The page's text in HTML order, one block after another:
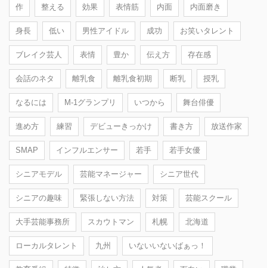
作 整える 効果 表情筋 内面 内面磨き
身長 低い 男性アイドル 成功 お笑いタレント
ブレイク芸人 表情 豊か 伝え方 存在感
会話のネタ 離乳食 離乳食初期 断乳 授乳
なるには M-1グランプリ いつから 舞台俳優
進め方 練習 デビューきっかけ 書き方 放送作家
SMAP インフルエンサー 若手 若手女優
シニアモデル 芸能マネージャー シニア世代
シニアの趣味 緊張しない方法 対策 芸能スクール
大手芸能事務所 スカウトマン 札幌 北海道
ローカルタレント 九州 いないいないばぁっ！